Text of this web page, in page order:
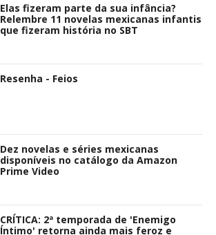
Elas fizeram parte da sua infância?
Relembre 11 novelas mexicanas infantis
que fizeram história no SBT
Resenha - Feios
Dez novelas e séries mexicanas
disponíveis no catálogo da Amazon
Prime Video
CRÍTICA: 2ª temporada de 'Enemigo
Íntimo' retorna ainda mais feroz e